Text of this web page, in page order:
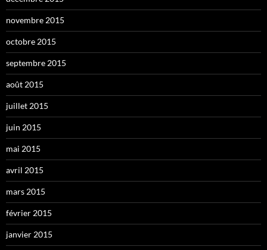
novembre 2015
octobre 2015
septembre 2015
août 2015
juillet 2015
juin 2015
mai 2015
avril 2015
mars 2015
février 2015
janvier 2015